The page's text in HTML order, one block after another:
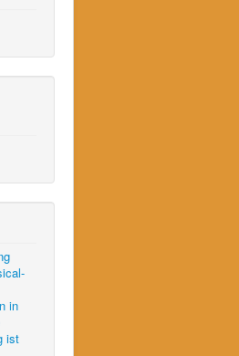
in
ist